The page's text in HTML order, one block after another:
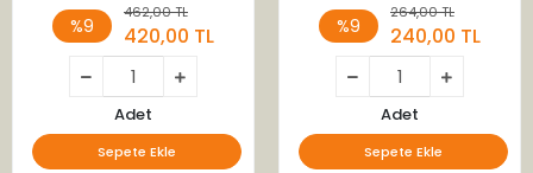
%9
462,00 TL
420,00 TL
Adet
Sepete Ekle
%9
264,00 TL
240,00 TL
Adet
Sepete Ekle